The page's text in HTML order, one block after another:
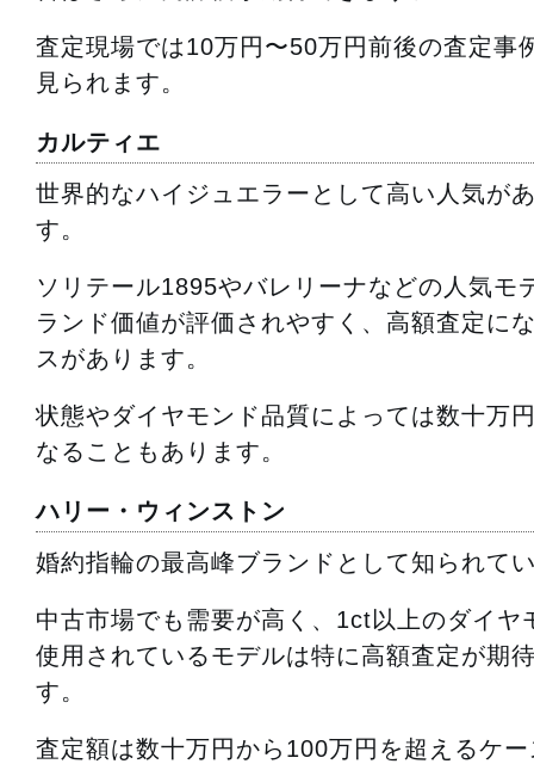
査定現場では10万円〜50万円前後の査定事
見られます。
カルティエ
世界的なハイジュエラーとして高い人気が
す。
ソリテール1895やバレリーナなどの人気モ
ランド価値が評価されやすく、高額査定に
スがあります。
状態やダイヤモンド品質によっては数十万
なることもあります。
ハリー・ウィンストン
婚約指輪の最高峰ブランドとして知られて
中古市場でも需要が高く、1ct以上のダイヤ
使用されているモデルは特に高額査定が期
す。
査定額は数十万円から100万円を超えるケ